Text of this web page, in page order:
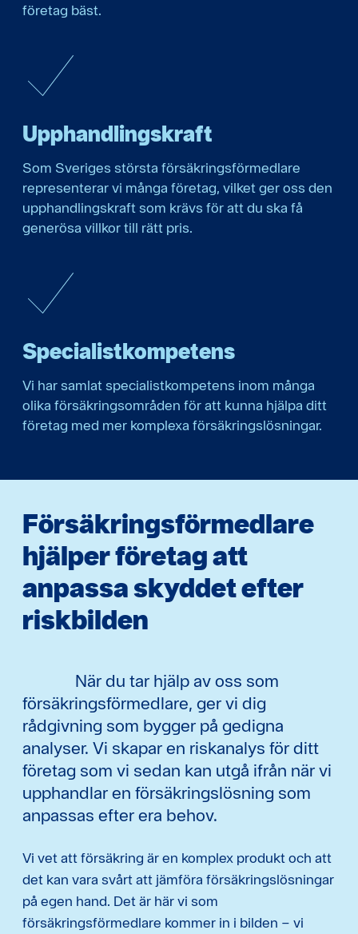
företag bäst.
Upphandlings­kraft
Som Sveriges största försäkringsförmedlare
representerar vi många företag, vilket ger oss den
upphandlingskraft som krävs för att du ska få
generösa villkor till rätt pris.
Specialist­kompetens
Vi har samlat specialistkompetens inom många
olika försäkringsområden för att kunna hjälpa ditt
företag med mer komplexa försäkringslösningar.
Försäkringsförmedlare
hjälper företag att
anpassa skyddet efter
riskbilden
När du tar hjälp av oss som
försäkringsförmedlare, ger vi dig
rådgivning som bygger på gedigna
analyser. Vi skapar en riskanalys för ditt
företag som vi sedan kan utgå ifrån när vi
upphandlar en försäkringslösning som
anpassas efter era behov.
Vi vet att försäkring är en komplex produkt och att
det kan vara svårt att jämföra försäkringslösningar
på egen hand. Det är här vi som
försäkringsförmedlare kommer in i bilden – vi